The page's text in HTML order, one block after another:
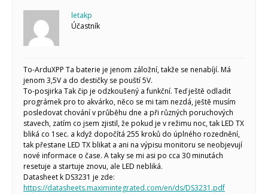
letakp
Účastník
To-ArduXPP Ta baterie je jenom záložní, takže se nenabíjí. Má
jenom 3,5V a do destičky se pouští 5V.
To-posjirka Tak čip je odzkoušený a funkční. Teď ještě odladit
prográmek pro to akvárko, něco se mi tam nezdá, ještě musím
posledovat chování v průběhu dne a při různých poruchových
stavech, zatím co jsem zjistil, že pokud je v režimu noc, tak LED TX
bliká co 1sec. a když dopočítá 255 kroků do úplného rozednění,
tak přestane LED TX blikat a ani na výpisu monitoru se neobjevují
nové informace o čase. A taky se mi asi po cca 30 minutách
resetuje a startuje znovu, ale LED nebliká.
Datasheet k DS3231 je zde:
https://datasheets.maximintegrated.com/en/ds/DS3231.pdf